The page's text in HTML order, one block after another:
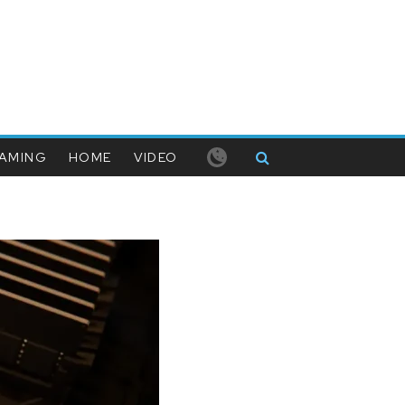
HOME VIDEO